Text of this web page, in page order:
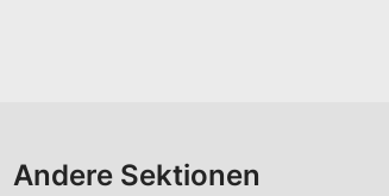
Andere Sektionen